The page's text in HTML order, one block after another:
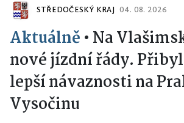
STŘEDOČESKÝ KRAJ 04. 08. 2026
Aktuálně • Na
nové jízdní řády.
lepší návaznosti na
Vysočinu